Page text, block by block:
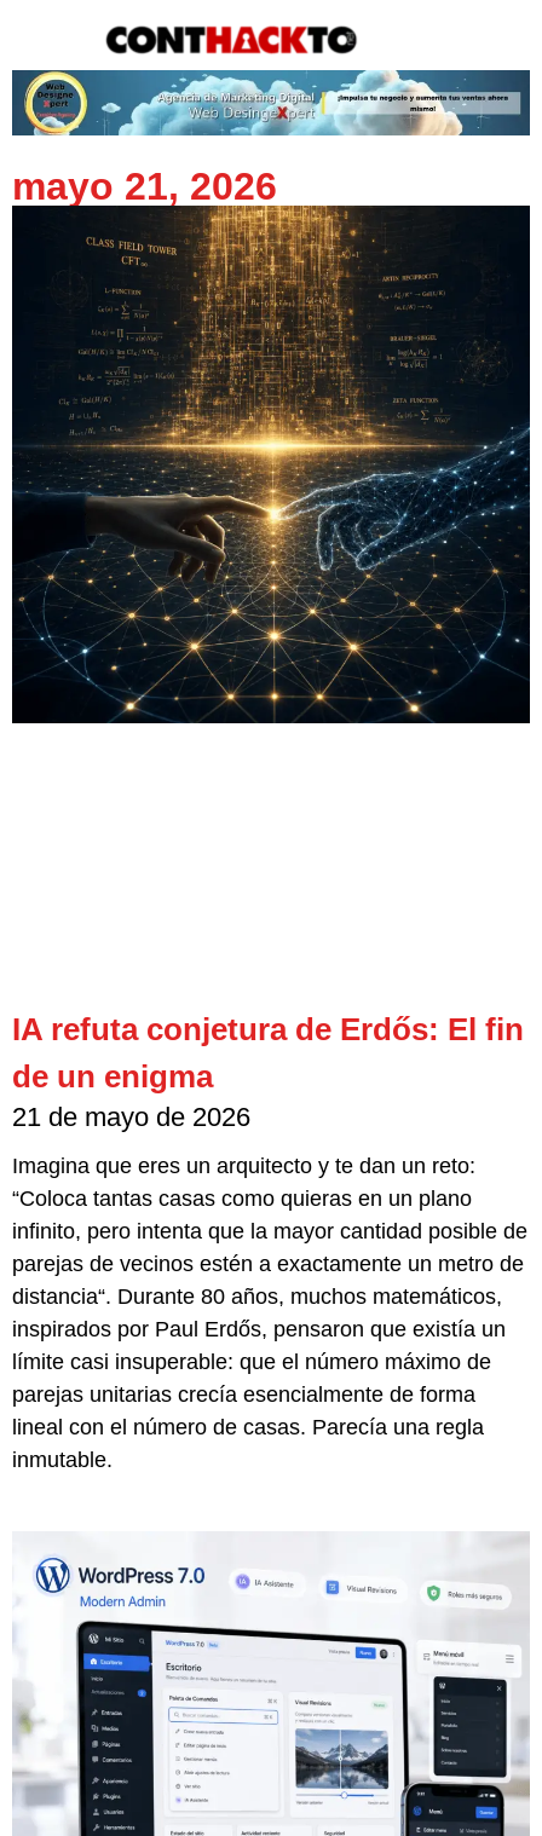
mayo 21, 2026
IA refuta conjetura de Erdős: El fin
de un enigma
21 de mayo de 2026
Imagina que eres un arquitecto y te dan un reto:
“Coloca tantas casas como quieras en un plano
infinito, pero intenta que la mayor cantidad posible de
parejas de vecinos estén a exactamente un metro de
distancia“. Durante 80 años, muchos matemáticos,
inspirados por Paul Erdős, pensaron que existía un
límite casi insuperable: que el número máximo de
parejas unitarias crecía esencialmente de forma
lineal con el número de casas. Parecía una regla
inmutable.